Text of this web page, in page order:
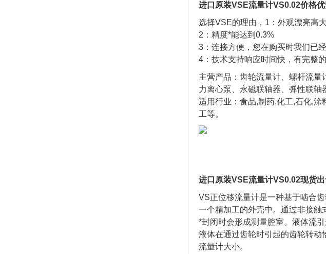
进口原装VSE流量计VS0.02价格
选择VSE的理由，1：外观漂亮高大
2：精度*能达到0.3%
3：连接方便，您在购买时我们已
4：技术支持响应时间快，有完整
主营产品：齿轮流量计、螺杆流
力离心泵、永磁联轴器、弹性联轴
适用行业：食品,制药,化工,石化,
工等。
进口原装VSE流量计VS0.02现货出
VS正位移流量计是一种基于啮合
一个精加工的外壳中。通过非接
*封闭时会形成测量腔室。液体流
液体在通过齿轮时引起的齿轮转动
流量计大小。